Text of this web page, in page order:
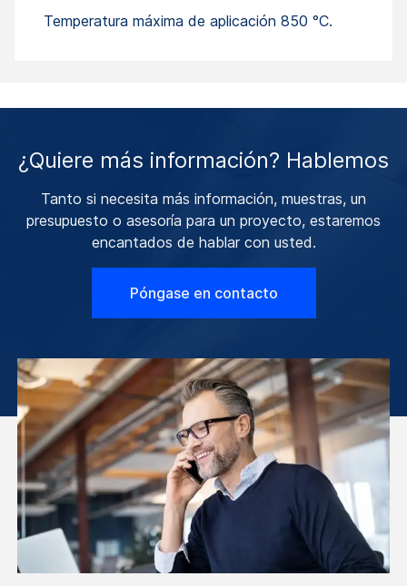
Temperatura máxima de aplicación 850 °C.
¿Quiere más información? Hablemos
Tanto si necesita más información, muestras, un
presupuesto o asesoría para un proyecto, estaremos
encantados de hablar con usted.
Póngase en contacto